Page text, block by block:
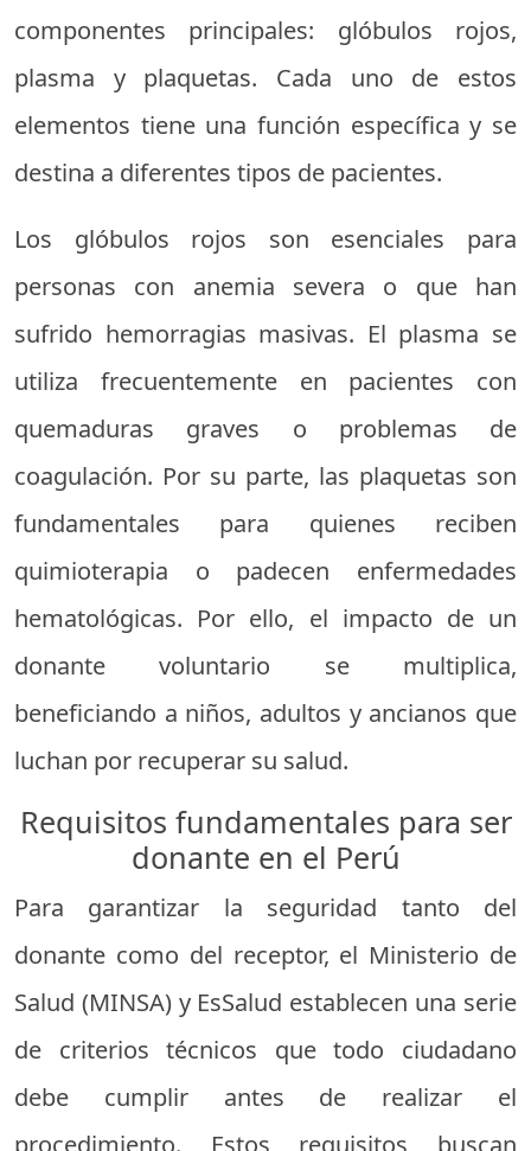
componentes principales: glóbulos rojos,
plasma y plaquetas. Cada uno de estos
elementos tiene una función específica y se
destina a diferentes tipos de pacientes.
Los glóbulos rojos son esenciales para
personas con anemia severa o que han
sufrido hemorragias masivas. El plasma se
utiliza frecuentemente en pacientes con
quemaduras graves o problemas de
coagulación. Por su parte, las plaquetas son
fundamentales para quienes reciben
quimioterapia o padecen enfermedades
hematológicas. Por ello, el impacto de un
donante voluntario se multiplica,
beneficiando a niños, adultos y ancianos que
luchan por recuperar su salud.
Requisitos fundamentales para ser
donante en el Perú
Para garantizar la seguridad tanto del
donante como del receptor, el Ministerio de
Salud (MINSA) y EsSalud establecen una serie
de criterios técnicos que todo ciudadano
debe cumplir antes de realizar el
procedimiento. Estos requisitos buscan